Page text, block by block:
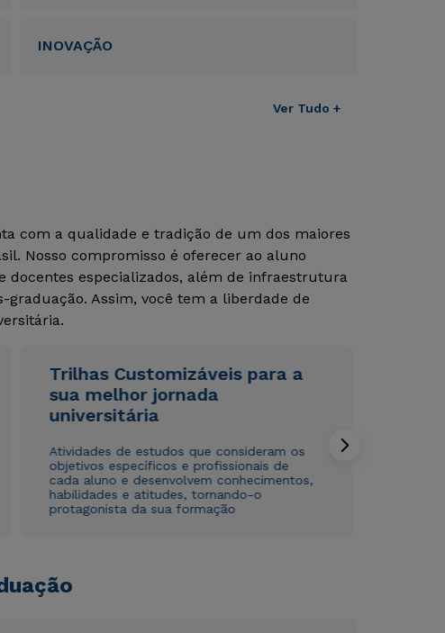
INOVAÇÃO
Ver Tudo +
com a qualidade e tradição de um dos maiores
Nosso compromisso é oferecer ao aluno
docentes especializados, além de infraestrutura
Assim, você tem a liberdade de
Trilhas Customizáveis para a
sua melhor jornada
universitária
Atividades de estudos que consideram os
objetivos específicos e profissionais de
cada aluno e desenvolvem conhecimentos,
habilidades e atitudes, tornando-o
protagonista da sua formação
Rápido e fácil
WhatsApp
Rápido e fácil
WhatsApp